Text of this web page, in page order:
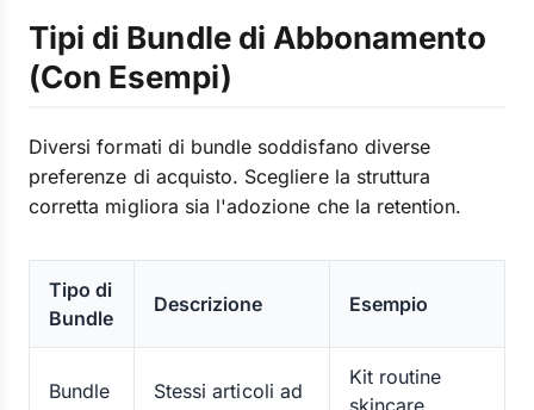
Tipi di Bundle di Abbonamento
(Con Esempi)
Diversi formati di bundle soddisfano diverse
preferenze di acquisto. Scegliere la struttura
corretta migliora sia l'adozione che la retention.
Tipo di
Bundle
Descrizione Esempio
Bundle
Stessi articoli ad
Kit routine
skincare